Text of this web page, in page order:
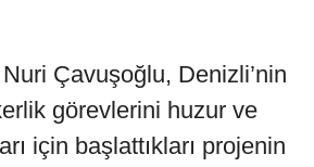
Çavuşoğlu, Denizli’nin
görevlerini huzur ve
için başlattıkları projenin